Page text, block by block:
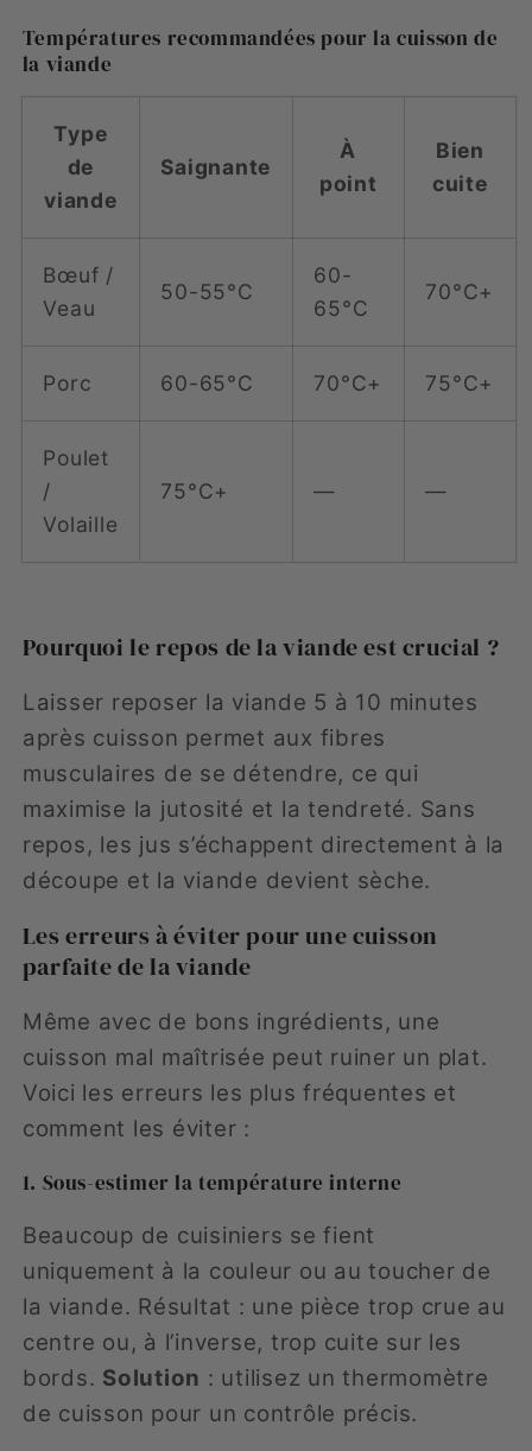
Températures recommandées pour la cuisson de
la viande
Type
de
viande
Saignante
À
point
Bien
cuite
Bœuf /
Veau
50-55°C
60-
65°C
70°C+
Porc 60-65°C 70°C+ 75°C+
Poulet
/
Volaille
75°C+ — —
Pourquoi le repos de la viande est crucial ?
Laisser reposer la viande 5 à 10 minutes
après cuisson permet aux fibres
musculaires de se détendre, ce qui
maximise la jutosité et la tendreté. Sans
repos, les jus s’échappent directement à la
découpe et la viande devient sèche.
Les erreurs à éviter pour une cuisson
parfaite de la viande
Même avec de bons ingrédients, une
cuisson mal maîtrisée peut ruiner un plat.
Voici les erreurs les plus fréquentes et
comment les éviter :
1. Sous-estimer la température interne
Beaucoup de cuisiniers se fient
uniquement à la couleur ou au toucher de
la viande. Résultat : une pièce trop crue au
centre ou, à l’inverse, trop cuite sur les
bords. Solution : utilisez un thermomètre
de cuisson pour un contrôle précis.